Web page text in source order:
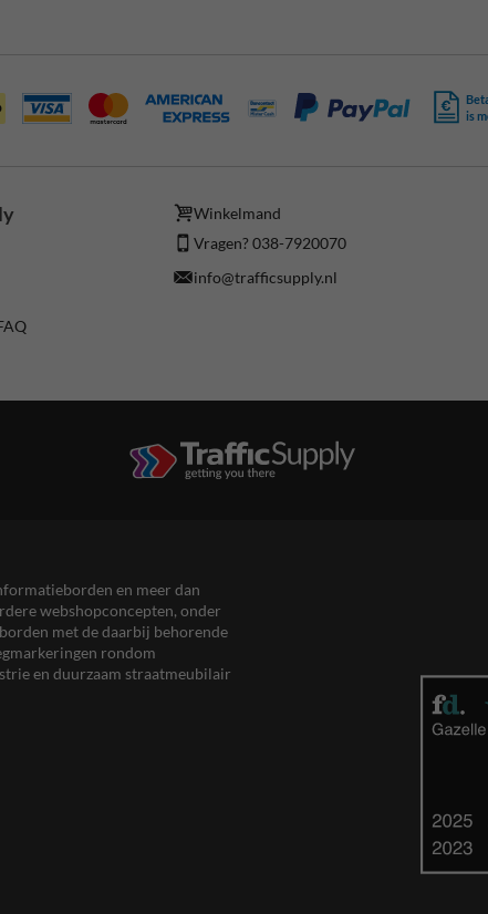
is
Winkelmand
Vragen? 038-7920070
info@trafficsupply.nl
en meer dan
webshopconcepten, onder
met de daarbij behorende
rondom
en duurzaam straatmeubilair